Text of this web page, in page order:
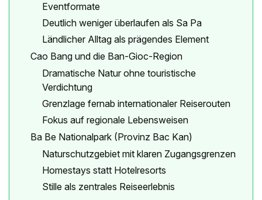
Eventformate
Deutlich weniger überlaufen als Sa Pa
Ländlicher Alltag als prägendes Element
Cao Bang und die Ban-Gioc-Region
Dramatische Natur ohne touristische
Verdichtung
Grenzlage fernab internationaler Reiserouten
Fokus auf regionale Lebensweisen
Ba Be Nationalpark (Provinz Bac Kan)
Naturschutzgebiet mit klaren Zugangsgrenzen
Homestays statt Hotelresorts
Stille als zentrales Reiseerlebnis